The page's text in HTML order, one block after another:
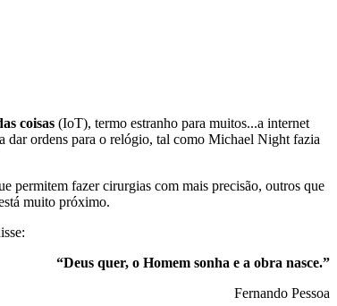
coisas (IoT), termo estranho para muitos...a internet
dar ordens para o relógio, tal como Michael Night fazia
permitem fazer cirurgias com mais precisão, outros que
muito próximo.
“Deus quer, o Homem sonha e a obra nasce.”
Fernando Pessoa